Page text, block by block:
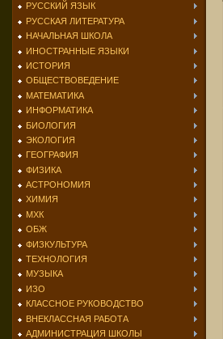
РУССКИЙ ЯЗЫК
РУССКАЯ ЛИТЕРАТУРА
НАЧАЛЬНАЯ ШКОЛА
ИНОСТРАННЫЕ ЯЗЫКИ
ИСТОРИЯ
ОБЩЕСТВОВЕДЕНИЕ
МАТЕМАТИКА
ИНФОРМАТИКА
БИОЛОГИЯ
ЭКОЛОГИЯ
ГЕОГРАФИЯ
ФИЗИКА
АСТРОНОМИЯ
ХИМИЯ
МХК
ОБЖ
ФИЗКУЛЬТУРА
ТЕХНОЛОГИЯ
МУЗЫКА
ИЗО
КЛАССНОЕ РУКОВОДСТВО
ВНЕКЛАССНАЯ РАБОТА
АДМИНИСТРАЦИЯ ШКОЛЫ